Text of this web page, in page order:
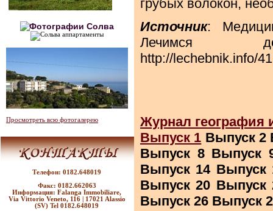
Просмотреть всю фотогалерею
Телефон: 0182.648019
Факс: 0182.662063
Информация: Falanga Immobiliare,
Via Vittorio Veneto, 116 | 17021 Alassio
(SV) Tel 0182.648019
грубых волокон,
Источник:
Лечимся
http://lechebnik.info/
Журнал география
Выпуск 1 Выпуск 2
Выпуск 8 Выпуск
Выпуск 14 Выпуск
Выпуск 20 Выпуск
Выпуск 26 Выпуск